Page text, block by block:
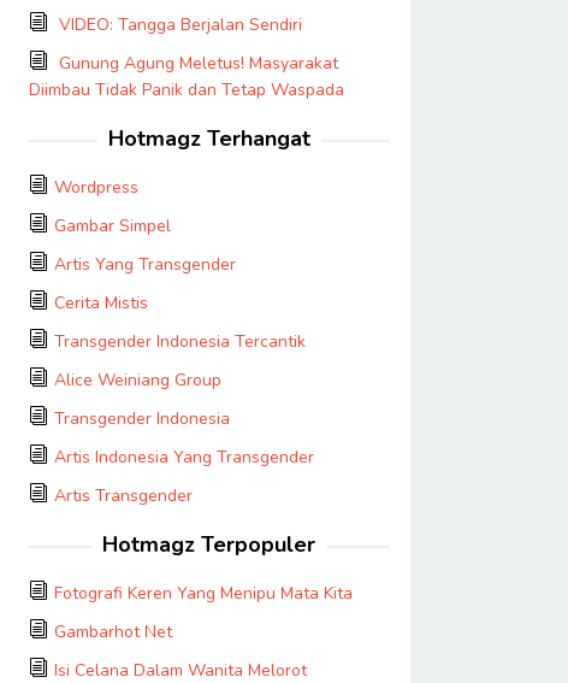
VIDEO: Tangga Berjalan Sendiri
Gunung Agung Meletus! Masyarakat
Diimbau Tidak Panik dan Tetap Waspada
Hotmagz Terhangat
Wordpress
Gambar Simpel
Artis Yang Transgender
Cerita Mistis
Transgender Indonesia Tercantik
Alice Weiniang Group
Transgender Indonesia
Artis Indonesia Yang Transgender
Artis Transgender
Hotmagz Terpopuler
Fotografi Keren Yang Menipu Mata Kita
Gambarhot Net
Isi Celana Dalam Wanita Melorot